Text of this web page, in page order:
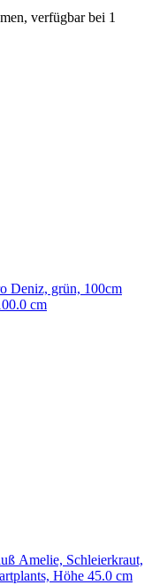
verfügbar bei 1
Deniz, grün, 100cm
cm
Amelie, Schleierkraut,
Höhe 45.0 cm